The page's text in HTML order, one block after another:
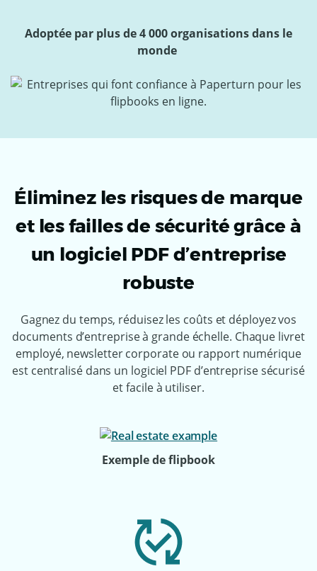
Adoptée par plus de 4 000 organisations dans le
monde
Éliminez les risques de marque
et les failles de sécurité grâce à
un logiciel PDF d’entreprise
robuste
Gagnez du temps, réduisez les coûts et déployez vos
documents d’entreprise à grande échelle. Chaque livret
employé, newsletter corporate ou rapport numérique
est centralisé dans un logiciel PDF d’entreprise sécurisé
et facile à utiliser.
Exemple de flipbook